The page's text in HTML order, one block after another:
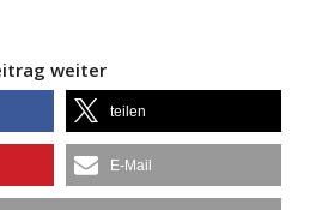
weiter
teilen
E-Mail